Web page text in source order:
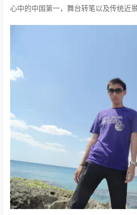
心中的中国第一，舞台转笔以及传统近